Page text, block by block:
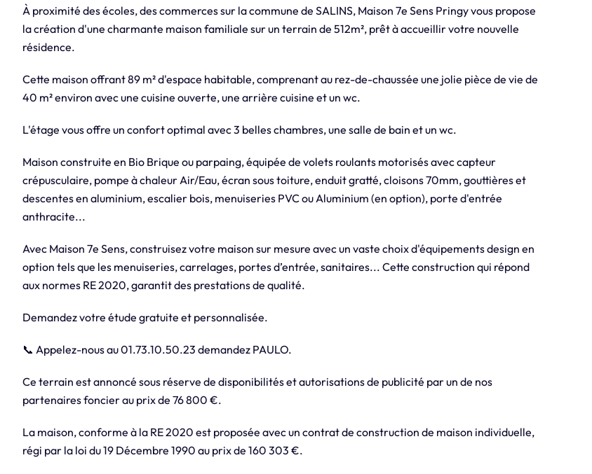
À proximité des écoles, des commerces sur la commune de SALINS, Maison 7e Sens Pringy vous propose
la création d'une charmante maison familiale sur un terrain de 512m², prêt à accueillir votre nouvelle
résidence.
Cette maison offrant 89 m² d'espace habitable, comprenant au rez-de-chaussée une jolie pièce de vie de
40 m² environ avec une cuisine ouverte, une arrière cuisine et un wc.
L'étage vous offre un confort optimal avec 3 belles chambres, une salle de bain et un wc.
Maison construite en Bio Brique ou parpaing, équipée de volets roulants motorisés avec capteur
crépusculaire, pompe à chaleur Air/Eau, écran sous toiture, enduit gratté, cloisons 70mm, gouttières et
descentes en aluminium, escalier bois, menuiseries PVC ou Aluminium (en option), porte d'entrée
anthracite...
Avec Maison 7e Sens, construisez votre maison sur mesure avec un vaste choix d'équipements design en
option tels que les menuiseries, carrelages, portes d’entrée, sanitaires... Cette construction qui répond
aux normes RE 2020, garantit des prestations de qualité.
Demandez votre étude gratuite et personnalisée.
📞 Appelez-nous au 01.73.10.50.23 demandez PAULO.
Ce terrain est annoncé sous réserve de disponibilités et autorisations de publicité par un de nos
partenaires foncier au prix de 76 800 €.
La maison, conforme à la RE 2020 est proposée avec un contrat de construction de maison individuelle,
régi par la loi du 19 Décembre 1990 au prix de 160 303 €.